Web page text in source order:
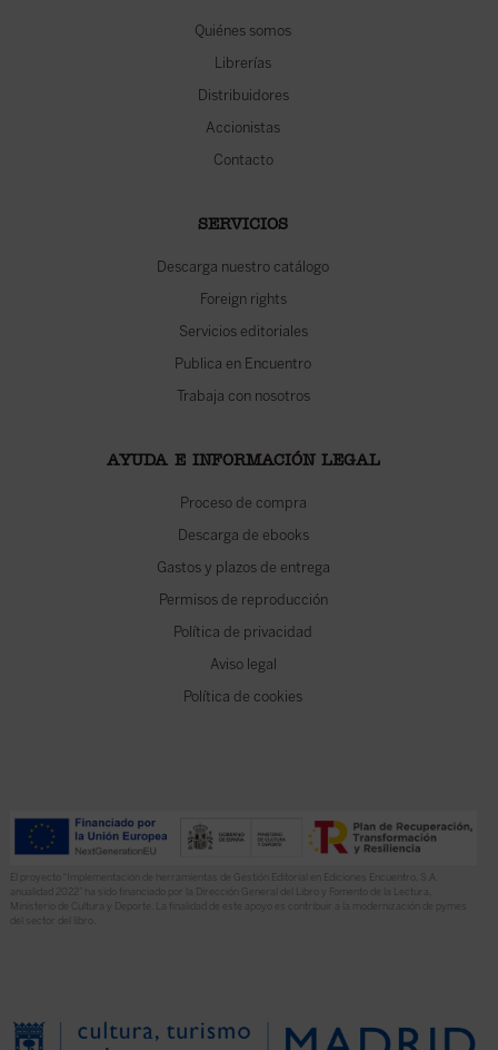
Quiénes somos
Librerías
Distribuidores
Accionistas
Contacto
SERVICIOS
Descarga nuestro catálogo
Foreign rights
Servicios editoriales
Publica en Encuentro
Trabaja con nosotros
AYUDA E INFORMACIÓN LEGAL
Proceso de compra
Descarga de ebooks
Gastos y plazos de entrega
Permisos de reproducción
Política de privacidad
Aviso legal
Política de cookies
El proyecto “Implementación de herramientas de Gestión Editorial en Ediciones Encuentro, S.A.
anualidad 2022” ha sido financiado por la Dirección General del Libro y Fomento de la Lectura,
Ministerio de Cultura y Deporte. La finalidad de este apoyo es contribuir a la modernización de pymes
del sector del libro.